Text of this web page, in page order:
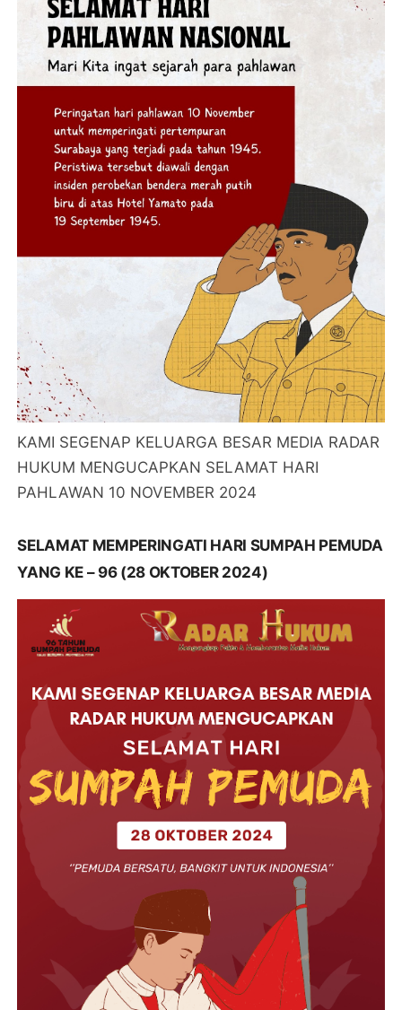
KAMI SEGENAP KELUARGA BESAR MEDIA RADAR
HUKUM MENGUCAPKAN SELAMAT HARI
PAHLAWAN 10 NOVEMBER 2024
SELAMAT MEMPERINGATI HARI SUMPAH PEMUDA
YANG KE – 96 (28 OKTOBER 2024)